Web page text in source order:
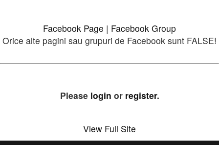
Facebook Page | Facebook Group
Orice alte pagini sau grupuri de Facebook sunt FALSE!
Please login or register.
View Full Site